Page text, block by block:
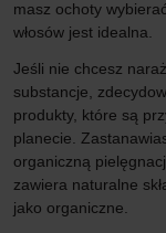
masz ochoty
włosów jest idealna.
Jeśli nie chcesz
substancje,
produkty, które są
planecie.
organiczną
zawiera naturalne
jako organiczne.